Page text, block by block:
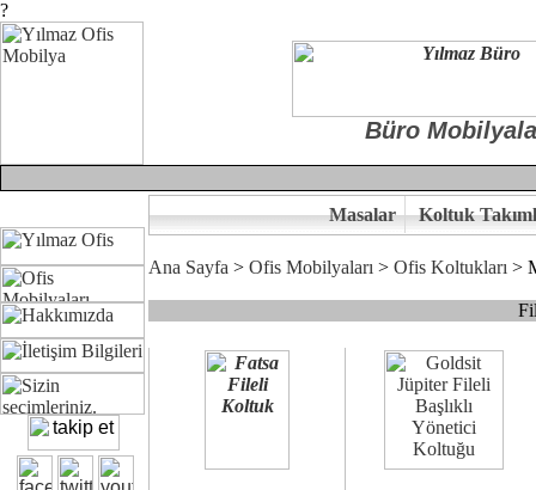
?
Büro
Ofisinizin dekorasyonunda ergonomi ve kaliteye önem
Çünkü sitemizde bulunan seçkin bürosit, goldsit ve modern
Size yakışan ofis koltuk tasarımına gelin birlikte karar verelim.
Kalite ve ergonomiyi arıyanların tercihi...Yılmaz Büro Mobilya
Masalar Koltuk
Ana Sayfa > Ofis Mobilyaları > Ofis Koltukları >